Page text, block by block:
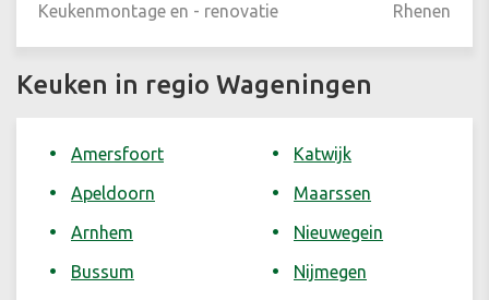
Keukenmontage en - renovatie Rhenen
Keuken in regio Wageningen
Amersfoort
Apeldoorn
Arnhem
Bussum
Katwijk
Maarssen
Nieuwegein
Nijmegen